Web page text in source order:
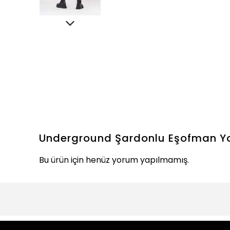
Underground Şardonlu Eşofman
Bu ürün için henüz yorum yapılmamış.